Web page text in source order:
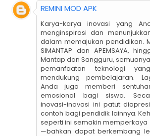
REMINI MOD APK
Karya-karya inovasi yang
menginspirasi dan
dalam memajukan pendidikan.
SIMANTAP dan APEMSAYA,
Mantap dan Sangguru,
pemanfaatan teknologi
mendukung pembelajaran.
Anda juga memberi
emosional bagi siswa.
inovasi-inovasi ini patut
contoh bagi pendidik lainnya.
seperti ini semakin
—bahkan dapat berkembang